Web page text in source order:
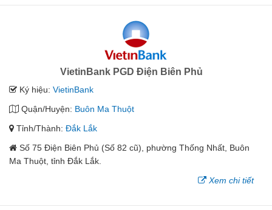
VietinBank PGD Điện Biên Phủ
Ký hiệu: VietinBank
Quận/Huyện: Buôn Ma Thuột
Tỉnh/Thành: Đắk Lắk
Số 75 Điện Biên Phủ (Số 82 cũ), phường Thống Nhất, Buôn
Ma Thuột, tỉnh Đắk Lắk.
Xem chi tiết